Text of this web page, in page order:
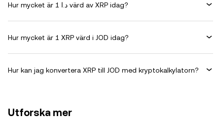
Hur mycket är 1 د.ا värd av XRP idag?
Hur mycket är 1 XRP värd i JOD idag?
Hur kan jag konvertera XRP till JOD med kryptokalkylatorn?
Utforska mer